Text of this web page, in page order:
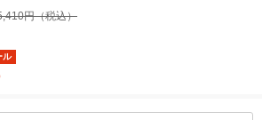
円（税込）
ル